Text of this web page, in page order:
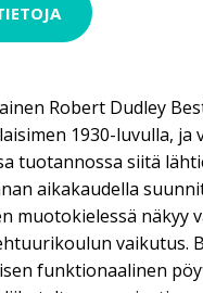
Robert Dudley
1930-luvulla, ja
tuotannossa siitä
aikakaudella
muotokielessä näkyy
vaikutus.
funktionaalinen